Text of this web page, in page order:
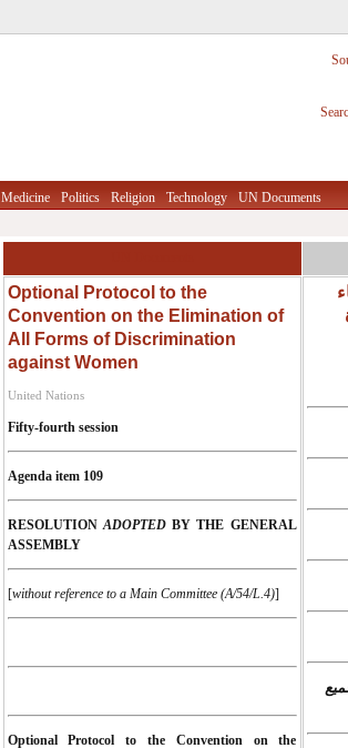
Medicine Politics Religion Technology UN Documents
Optional Protocol to the
Convention on the Elimination of
All Forms of Discrimination
against Women
United Nations
Fifty-fourth session
Agenda item 109
RESOLUTION ADOPTEDBY THE GENERAL
ASSEMBLY
[without reference to a Main Committee (A/54/L.4)]
Optional Protocol to the Convention on the